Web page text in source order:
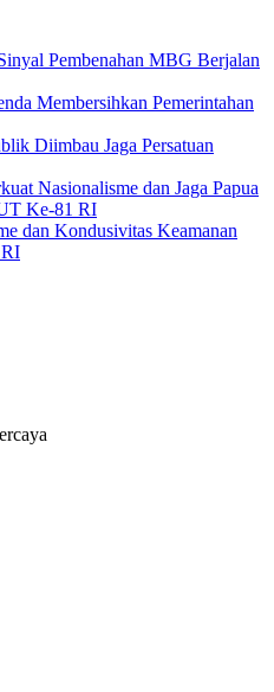
Pembenahan MBG Berjalan
Membersihkan Pemerintahan
Diimbau Jaga Persatuan
Nasionalisme dan Jaga Papua
Ke-81 RI
dan Kondusivitas Keamanan